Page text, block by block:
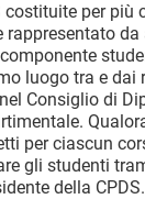
costituite per più
rappresentato
luogo tra e dai
Consiglio di
per ciascun
gli studenti
della CPDS.